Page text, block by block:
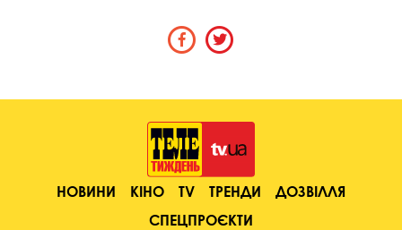
НОВИНИ КІНО TV ТРЕНДИ
ДОЗВІЛЛЯ
СПЕЦПРОЄКТИ